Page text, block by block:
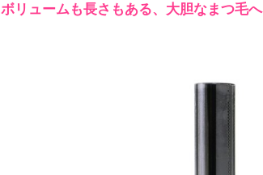
ボリュームも長さもある、大胆なまつ毛へ